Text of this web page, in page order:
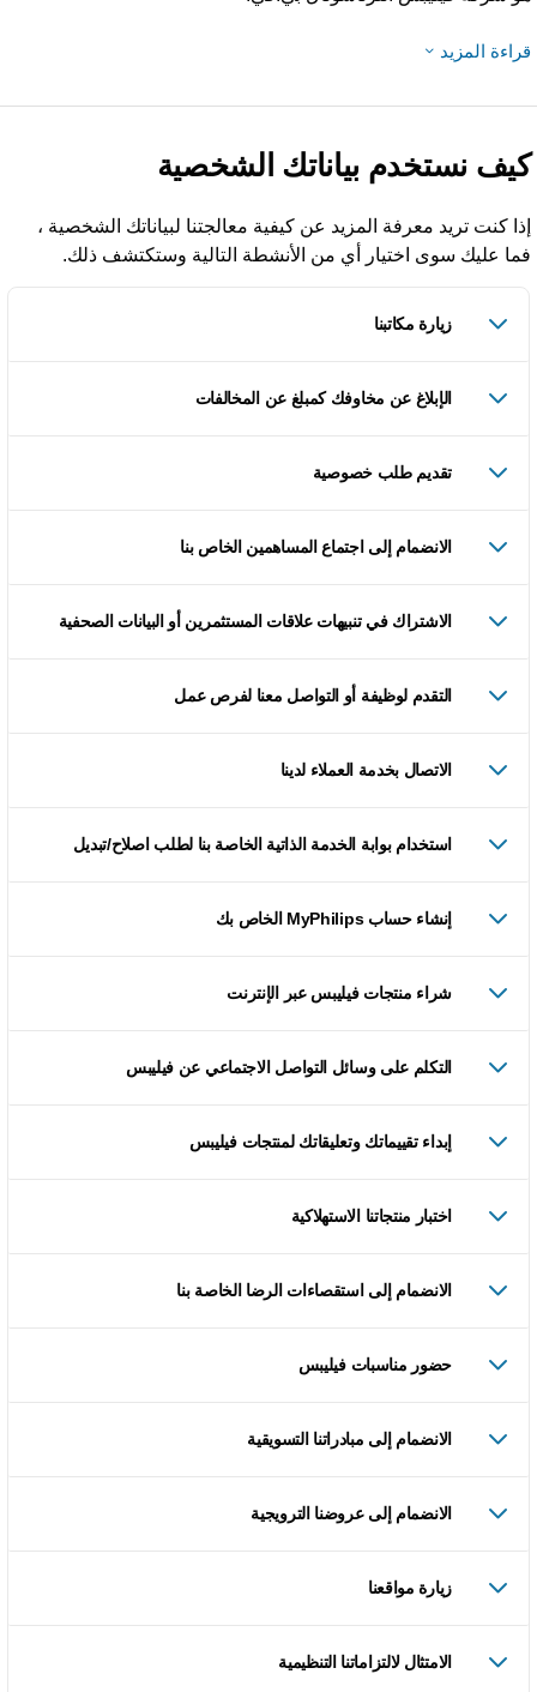
المزيد
نستخدم بياناتك الشخصية
كنت تريد معرفة المزيد عن كيفية معالجتنا لبياناتك الشخصية ،
عليك سوى اختيار أي من الأنشطة التالية وستكتشف ذلك.
زيارة مكاتبنا
الإبلاغ عن مخاوفك كمبلغ عن المخالفات
تقديم طلب خصوصية
الانضمام إلى اجتماع المساهمين الخاص بنا
الاشتراك في تنبيهات علاقات المستثمرين أو البيانات الصحفية
التقدم لوظيفة أو التواصل معنا لفرص عمل
الاتصال بخدمة العملاء لدينا
استخدام بوابة الخدمة الذاتية الخاصة بنا لطلب اصلاح/تبديل
إنشاء حساب MyPhilips الخاص بك
شراء منتجات فيليبس عبر الإنترنت
التكلم على وسائل التواصل الاجتماعي عن فيليبس
إبداء تقييماتك وتعليقاتك لمنتجات فيليبس
اختبار منتجاتنا الاستهلاكية
الانضمام إلى استقصاءات الرضا الخاصة بنا
حضور مناسبات فيليبس
الانضمام إلى مبادراتنا التسويقية
الانضمام إلى عروضنا الترويجية
زيارة مواقعنا
الامتثال لالتزاماتنا التنظيمية